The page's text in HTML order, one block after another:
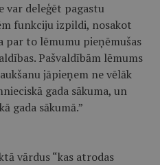
var deleģēt pagastu
funkciju izpildi, nosakot
par to lēmumu pieņēmušas
Pašvaldībām lēmums
jāpieņem ne vēlāk
gada sākuma, un
gada sākumā.”
vārdus “kas atrodas